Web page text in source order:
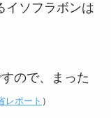
イソフラボンは
ので、まった
レポート ）